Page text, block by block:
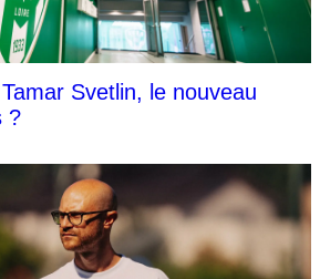
Svetlin, le nouveau
?